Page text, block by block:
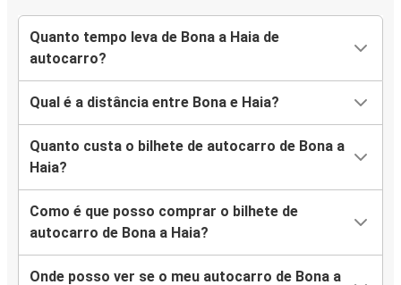
Quanto tempo leva de Bona a Haia de
autocarro?
Qual é a distância entre Bona e Haia?
Quanto custa o bilhete de autocarro de Bona a
Haia?
Como é que posso comprar o bilhete de
autocarro de Bona a Haia?
Onde posso ver se o meu autocarro de Bona a